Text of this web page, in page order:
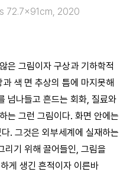
72.7x91cm, 2020
은 그림이자 구상과 기하학적
색 면 추상의 틈에 마지못해
넘나들고 흔드는 회화, 질료와
는 그런 그림이다. 화면 안에는
. 그것은 외부세계에 실재하는
리기 위해 끌어들인, 그림을
게 생긴 흔적이자 이른바